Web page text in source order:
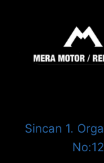
Sincan 1.